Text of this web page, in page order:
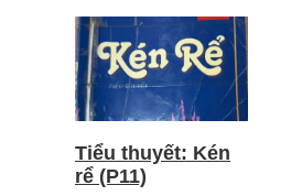
Tiểu thuyết: Kén
rể (P11)